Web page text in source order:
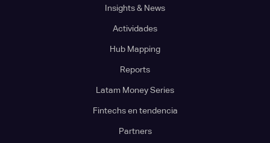
Insights & News
Actividades
Hub Mapping
Reports
Latam Money Series
Fintechs en tendencia
Partners